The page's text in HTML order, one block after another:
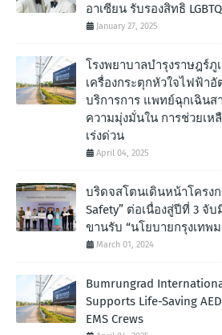
อาเซียน รับรองสิทธิ
January 27, 2025
โรงพยาบาลบำรุงราษฎร์
เครื่องกระตุกหัวใจไฟฟ้า
บริการการ แพทย์ฉุกเฉินส
ความมุ่งมั่นใน การช่วยเห
เร่งด่วน
April 04, 2025
บริดจสโตนเดินหน้าโครงก
Safety” ต่อเนื่องสู่ปีที่ 3 จั
ขานรับ “นโยบายกรุงเทพ
March 01, 2024
Bumrungrad
Supports Life-Saving
EMS Crews